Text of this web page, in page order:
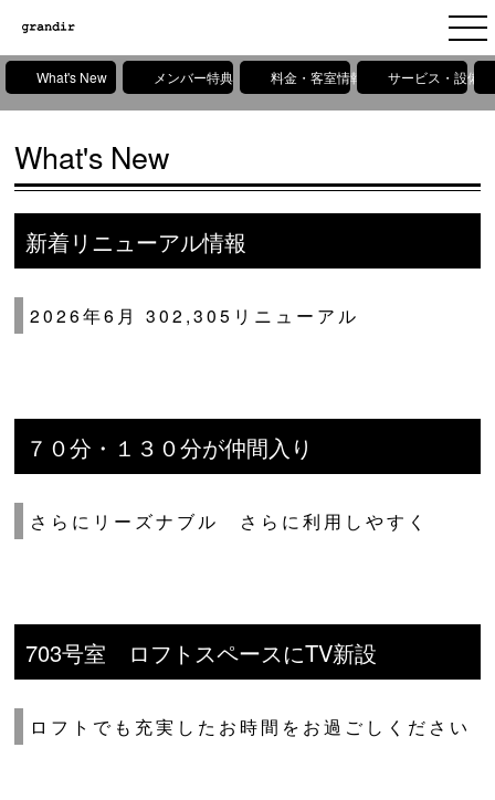
What's New メンバー特典 料金・客室情報 サービス・設備
What's New
新着リニューアル情報
2026年6月 302,305リニューアル
７０分・１３０分が仲間入り
さらにリーズナブル さらに利用しやすく
703号室 ロフトスペースにTV新設
ロフトでも充実したお時間をお過ごしください